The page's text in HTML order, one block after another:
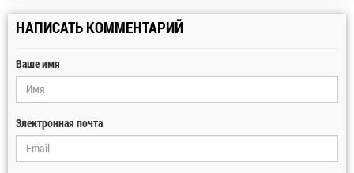
НАПИСАТЬ КОММЕНТАРИЙ
Ваше имя
Электронная почта